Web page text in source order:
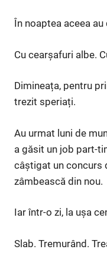
În noaptea aceea
Cu cearșafuri albe.
Dimineața, pentru
trezit speriați.
Au urmat luni de
a găsit un job part-
câștigat un concurs
zâmbească din nou.
Iar într-o zi, la ușa
Slab. Tremurând.